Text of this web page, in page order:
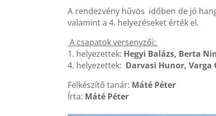
A rendezvény hűvös időben de jó
valamint a 4. helyezéseket érték el.
A csapatok versenyzői:
1. helyezettek: Hegyi Balázs, Berta
4. helyezettek: Darvasi Hunor, Varga
Felkészítő tanár: Máté Péter
Írta: Máté Péter